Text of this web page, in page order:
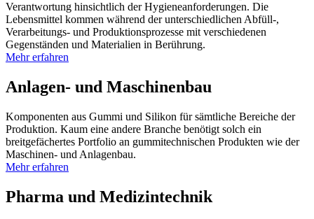
Verantwortung hinsichtlich der Hygieneanforderungen. Die
Lebensmittel kommen während der unterschiedlichen Abfüll-,
Verarbeitungs- und Produktionsprozesse mit verschiedenen
Gegenständen und Materialien in Berührung.
Mehr erfahren
Anlagen- und Maschinenbau
Komponenten aus Gummi und Silikon für sämtliche Bereiche der
Produktion. Kaum eine andere Branche benötigt solch ein
breitgefächertes Portfolio an gummitechnischen Produkten wie der
Maschinen- und Anlagenbau.
Mehr erfahren
Pharma und Medizintechnik